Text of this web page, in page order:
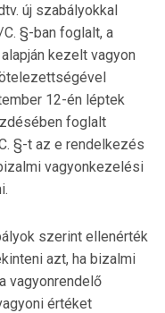
új szabályokkal
§-ban foglalt, a
kezelt vagyon
12-én léptek
foglalt
§-t az e rendelkezés
vagyonkezelési
szerint ellenérték
azt, ha bizalmi
vagyonrendelő
értéket